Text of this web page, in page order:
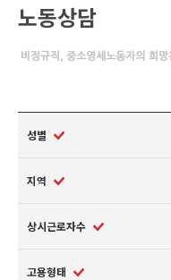
노동상담
성별
지역
상시근로자수
고용형태